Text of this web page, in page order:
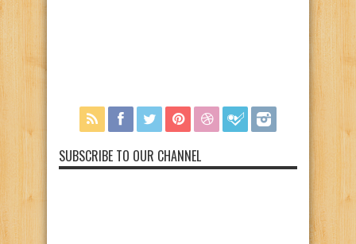
SUBSCRIBE TO OUR CHANNEL